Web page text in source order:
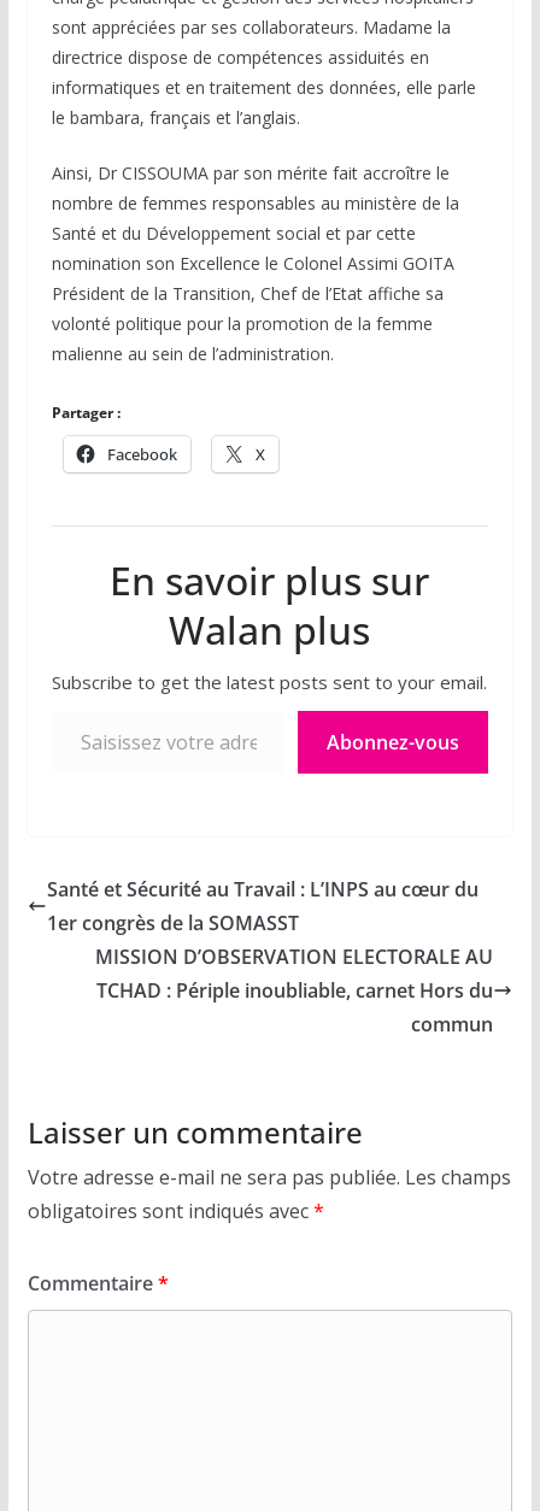
sont appréciées par ses collaborateurs. Madame la
directrice dispose de compétences assiduités en
informatiques et en traitement des données, elle parle
le bambara, français et l’anglais.
Ainsi, Dr CISSOUMA par son mérite fait accroître le
nombre de femmes responsables au ministère de la
Santé et du Développement social et par cette
nomination son Excellence le Colonel Assimi GOITA
Président de la Transition, Chef de l’Etat affiche sa
volonté politique pour la promotion de la femme
malienne au sein de l’administration.
Partager :
Facebook X
En savoir plus sur
Walan plus
Subscribe to get the latest posts sent to your email.
Abonnez-vous
Santé et Sécurité au Travail : L’INPS au cœur du
1er congrès de la SOMASST
MISSION D’OBSERVATION ELECTORALE AU
TCHAD : Périple inoubliable, carnet Hors du
commun
Laisser un commentaire
Votre adresse e-mail ne sera pas publiée. Les champs
obligatoires sont indiqués avec*
Commentaire*